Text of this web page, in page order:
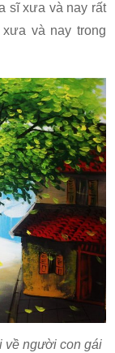
sĩ xưa và nay rất
và nay trong
người con gái